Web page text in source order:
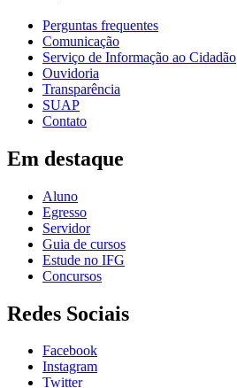
Perguntas frequentes
Comunicação
Serviço de Informação ao Cidadão
Ouvidoria
Transparência
SUAP
Contato
Em destaque
Aluno
Egresso
Servidor
Guia de cursos
Estude no IFG
Concursos
Redes Sociais
Facebook
Instagram
Twitter